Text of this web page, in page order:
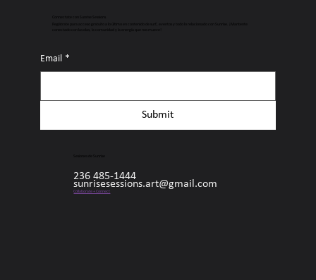
Regístrate para acceso gratuito a lo último en contenido de surf, eventos y todo lo relacionado con Sunrise. ¡Mantente
conectado con las olas, la comunidad y la energía que nos mueve!
Email *
Submit
236 485-1444
sunrisesessions.art@gmail.com
Collaborate + Connect